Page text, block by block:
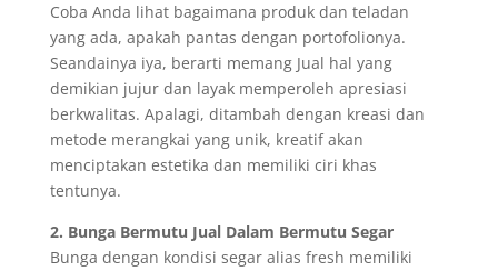
Coba Anda lihat bagaimana produk dan teladan
yang ada, apakah pantas dengan portofolionya.
Seandainya iya, berarti memang Jual hal yang
demikian jujur dan layak memperoleh apresiasi
berkwalitas. Apalagi, ditambah dengan kreasi dan
metode merangkai yang unik, kreatif akan
menciptakan estetika dan memiliki ciri khas
tentunya.
2. Bunga Bermutu Jual Dalam Bermutu Segar
Bunga dengan kondisi segar alias fresh memiliki